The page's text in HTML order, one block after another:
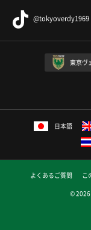
@tokyoverdy1969
東京ヴ
日本語
よくあるご質問 こ
© 2026